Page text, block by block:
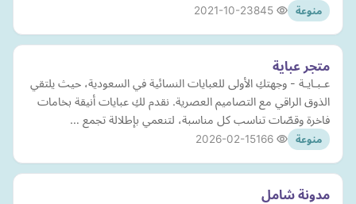
منوعة 2021-10-23
متجر عباية
عـبـايـة - وجهتكِ الأولى للعبايات النسائية في السعودية، حيث يلتقي
الذوق الراقي مع التصاميم العصرية. نقدم لكِ عبايات أنيقة بخامات
فاخرة وقصّات تناسب كل مناسبة، لتنعمي بإطلالة تجمع …
منوعة 2026-02-15
مدونة شامل